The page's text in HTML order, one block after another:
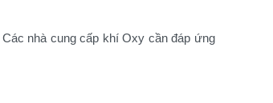
nhà cung cấp khí Oxy cần đáp ứng